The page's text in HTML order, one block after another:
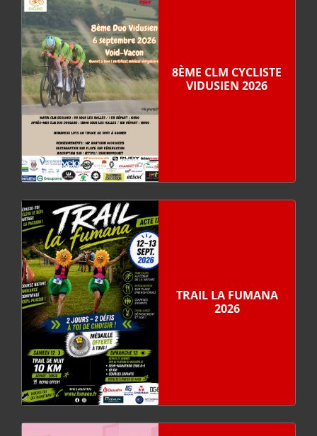
8ÈME CLM CYCLISTE
VIDUSIEN 2026
TRAIL LA FUMANA
2026